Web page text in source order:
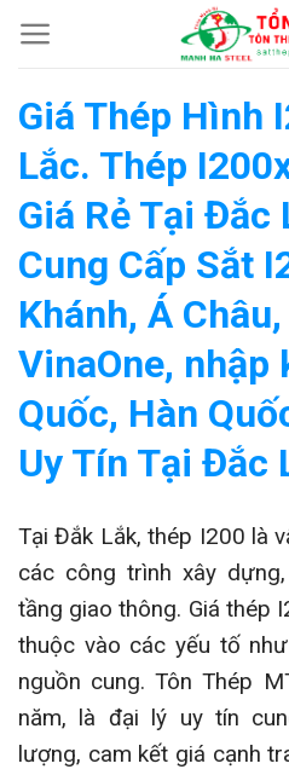
Chuyển
đến
dung
Giá Thép Hình
Lắc. Thép
Giá Rẻ Tại Đắc
Cung Cấp Sắt
Khánh, Á
VinaOne, nhập
Quốc, Hàn
Uy Tín Tại Đắc
Tại Đắk Lắk, thép I200 là
các công trình xây
tầng giao thông. Giá thép
thuộc vào các yếu tố
nguồn cung. Tôn Thép
năm, là đại lý uy tín
lượng, cam kết giá cạnh